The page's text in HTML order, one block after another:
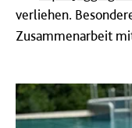
verliehen.
Zusammenarbeit